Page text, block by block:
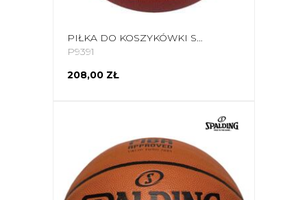
PIŁKA DO KOSZYKÓWKI SPALDING PRO GRIP BRĄZOWA 76874Z
P9391
208,00 ZŁ